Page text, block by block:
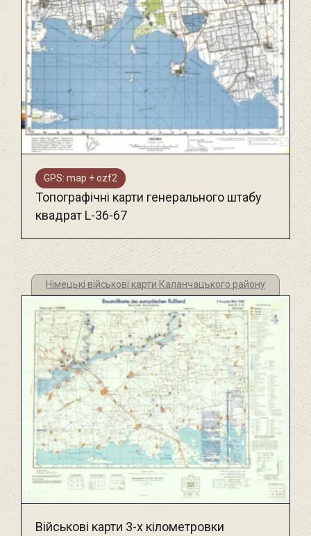
GPS: map + ozf2
Топографічні карти генерального штабу
квадрат L-36-67
Німецькі військові карти Каланчацького району
Військові карти 3-х кілометровки